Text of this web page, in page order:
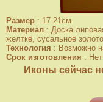
Размер : 17-21см
Материал : Доска
желтке, сусальное
Технология : Возможно
Срок изготовления :
Иконы сейчас